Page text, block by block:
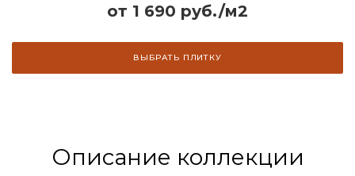
от 1 690 руб./м2
ВЫБРАТЬ ПЛИТКУ
Описание коллекции